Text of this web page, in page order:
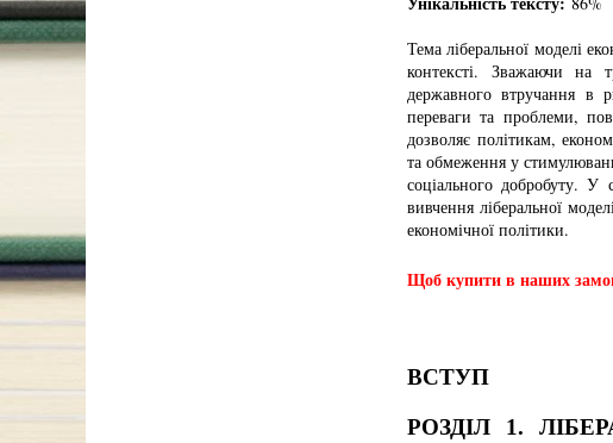
Тема ліберальної моделі
контексті. Зважаючи на
державного втручання в
переваги та проблеми,
дозволяє політикам,
та обмеження у
соціального добробуту. У
вивчення ліберальної
економічної політики.
Щоб купити в наших
ВСТУП
РОЗДІЛ 1.